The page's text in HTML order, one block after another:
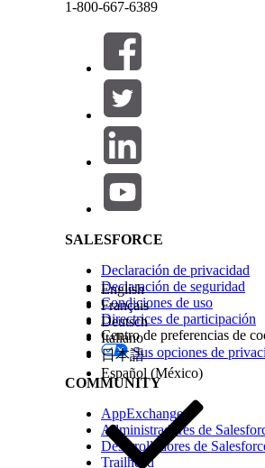
Este texto se ha traducido utilizando un sistema de
Atributos de
Restablecer factores de
Realización e integración
Esta plantilla incluye
flujos de trabajo
¿RESOLVIÓ ESTE ARTÍCULO SU
¡Háganos saber cómo podemos
1-800-667-6389
SALESFORCE
Declaración de privacidad
Declaración de seguridad
Condiciones de uso
Directrices de participación
Centro de preferencias de
Sus opciones de
COMMUNITY
AppExchange
Administradores de
Desarrolladores de
Trailhead
English
Français
Deutsch
Italiano
日本語
Español (México)
Salesforce Help | Article